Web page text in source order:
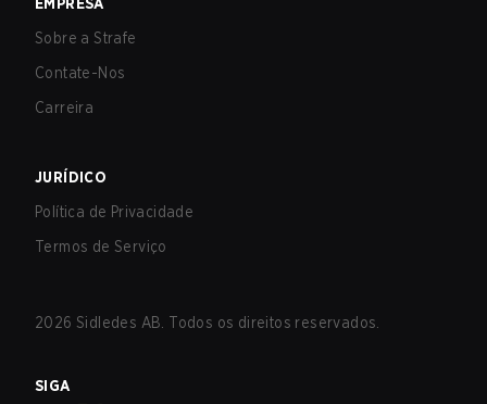
Sobre a Strafe
Contate-Nos
Carreira
JURÍDICO
Política de Privacidade
Termos de Serviço
2026 Sidledes AB. Todos os direitos reservados.
SIGA